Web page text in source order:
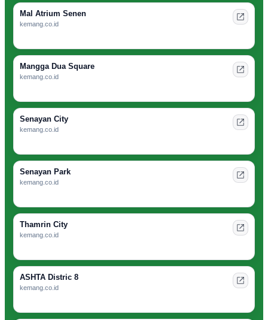
Mal Atrium Senen
kemang.co.id
Mangga Dua Square
kemang.co.id
Senayan City
kemang.co.id
Senayan Park
kemang.co.id
Thamrin City
kemang.co.id
ASHTA Distric 8
kemang.co.id